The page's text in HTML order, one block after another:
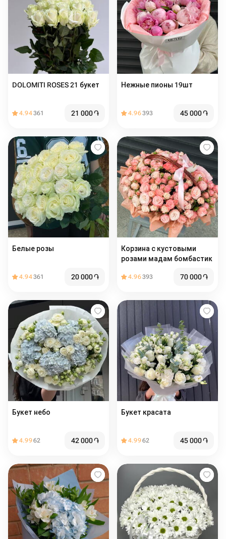
DOLOMITI ROSES 21 букет
4.94361 21 000֏
Нежные пионы 19шт
4.96393 45 000֏
Белые розы
4.94361 20 000֏
Корзина с кустовыми
розами мадам бомбастик
4.96393 70 000֏
Букет небо
4.9962 42 000֏
Букет красата
4.9962 45 000֏